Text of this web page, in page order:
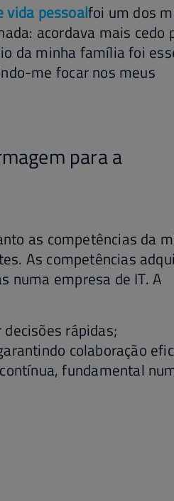
vida pessoalfoi um dos
acordava mais cedo
da minha família foi
me focar nos meus
para a
as competências da
As competências
numa empresa de IT. A
rápidas;
colaboração
fundamental